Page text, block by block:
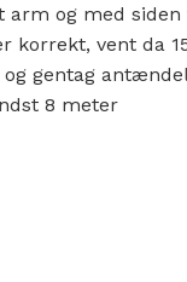
og med
vent da
gentag
8 meter